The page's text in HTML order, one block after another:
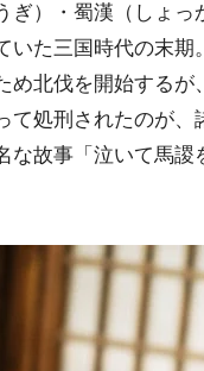
）・蜀漢（しょっ
いた三国時代の末
め北伐を開始する
て処刑されたのが
な故事「泣いて馬